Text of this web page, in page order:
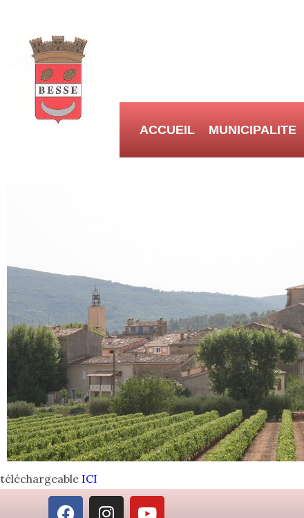
ACCUEIL MUNICIPALITE
téléchargeable ICI